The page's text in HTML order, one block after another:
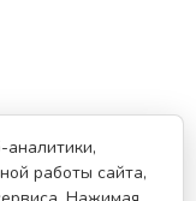
работы сайта,